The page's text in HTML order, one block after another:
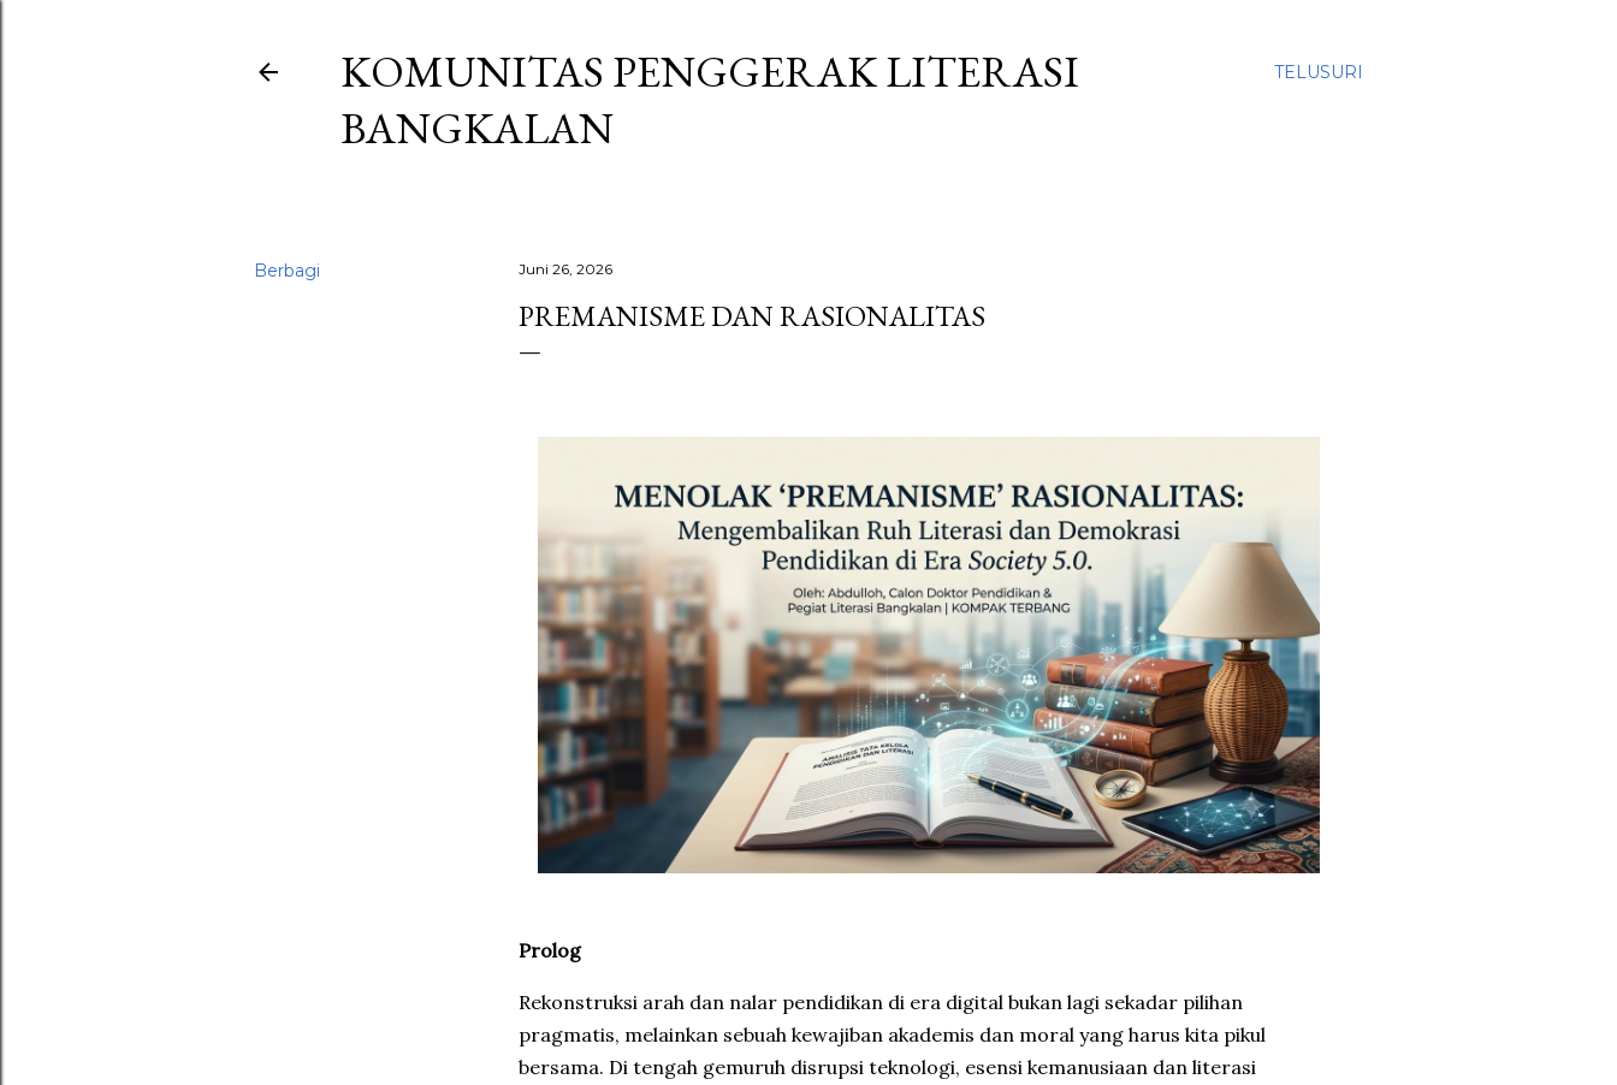
TELUSURI
KOMUNITAS PENGGERAK LITERASI
BANGKALAN
Berbagi Juni 26, 2026
PREMANISME DAN RASIONALITAS
Prolog
​Rekonstruksi arah dan nalar pendidikan di era digital bukan lagi sekadar pilihan
pragmatis, melainkan sebuah kewajiban akademis dan moral yang harus kita pikul
bersama. Di tengah gemuruh disrupsi teknologi, esensi kemanusiaan dan literasi